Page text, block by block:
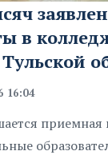
в
16:04
приемная